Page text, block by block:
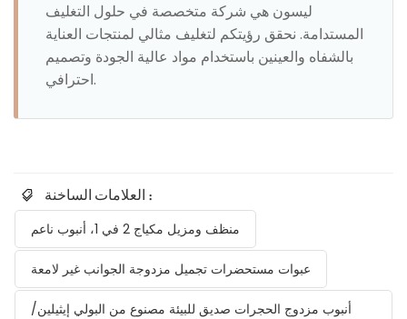
ليسون هي شركة متخصصة في حلول التغليف
المستدامة. نحقق رؤيتكم لتغليف مثالي لمنتجات العناية
بالشفاه والعينين باستخدام مواد عالية الجودة وتصميم
احترافي.
العلامات الساخنة :
منظف ومزيل مكياج 2 في 1، أنبوب ناعم
عبوات مستحضرات تجميل مزدوجة الجوانب غير لامعة
أنبوب مزدوج الحجرات صديق للبيئة مصنوع من البولي إيثيلين/